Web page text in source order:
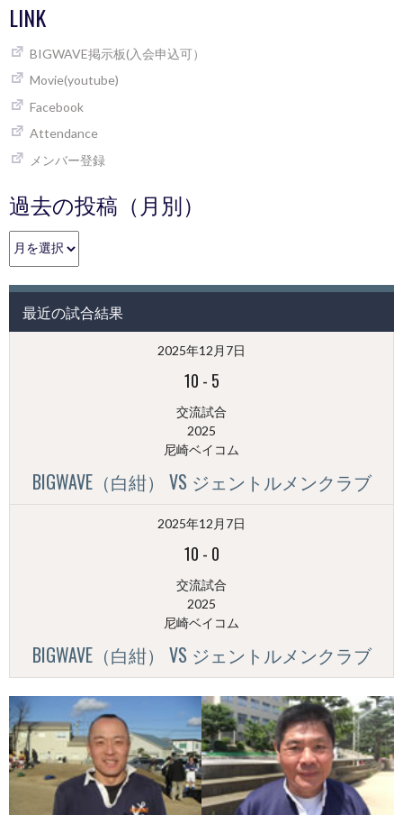
LINK
BIGWAVE掲示板(入会申込可）
Movie(youtube)
Facebook
Attendance
メンバー登録
過去の投稿（月別）
過
去
投
（月
最近の試合結果
2025年12月7日
10 - 5
交流試合
2025
尼崎ベイコム
BIGWAVE（白紺） VS ジェントルメンクラブ
2025年12月7日
10 - 0
交流試合
2025
尼崎ベイコム
BIGWAVE（白紺） VS ジェントルメンクラブ